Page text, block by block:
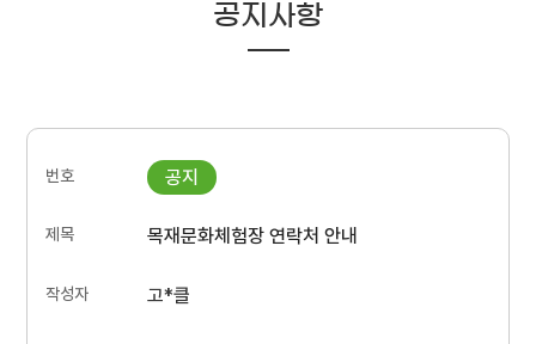
공지사항
목재문화체험장 연락처 안내
고*클